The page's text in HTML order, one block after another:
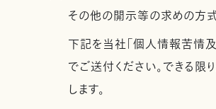
その他の開示等の求めの方
下記を当社「個人情報苦情
でご送付ください。できる限
します。